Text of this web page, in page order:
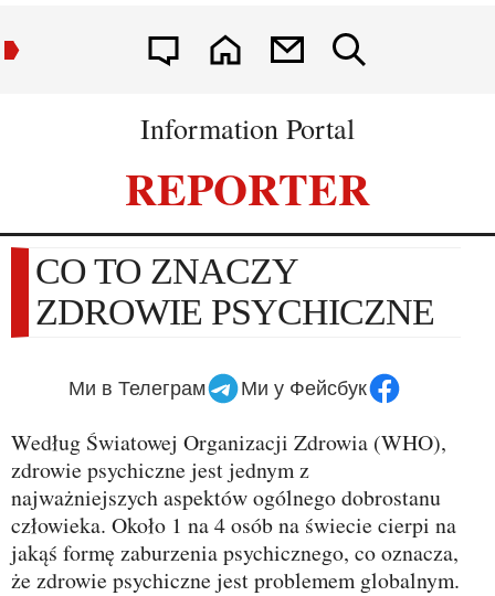
Information Portal
REPORTER
CO TO ZNACZY
ZDROWIE PSYCHICZNE
Ми в Телеграм Ми у Фейсбук
Według Światowej Organizacji Zdrowia (WHO),
zdrowie psychiczne jest jednym z
najważniejszych aspektów ogólnego dobrostanu
człowieka. Około 1 na 4 osób na świecie cierpi na
jakąś formę zaburzenia psychicznego, co oznacza,
że zdrowie psychiczne jest problemem globalnym.